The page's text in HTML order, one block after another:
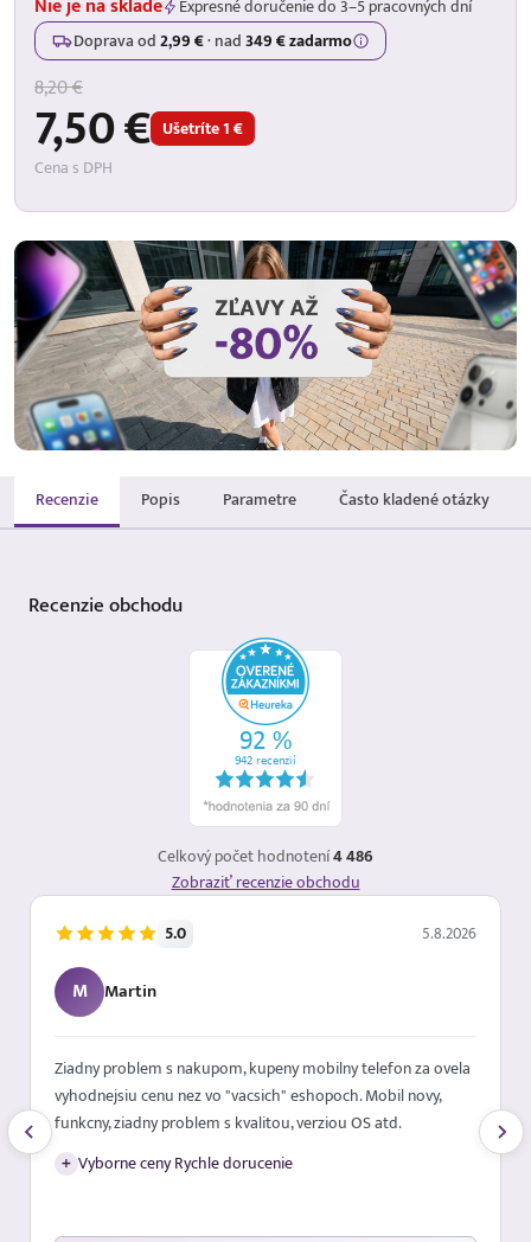
Expresné doručenie do 3–5 pracovných dní
Doprava od2,99 €·nad349 € zadarmo
8,20 €
7,50 € Ušetríte 1 €
Cena s DPH
Recenzie Popis Parametre Často kladené otázky
Recenzieobchodu
Celkový počet hodnotení4 486
Zobraziť recenzie obchodu
5.0 5.8.2026
M Martin
Ziadny problem s nakupom, kupeny mobilny telefon za ovela
vyhodnejsiu cenu nez vo "vacsich" eshopoch. Mobil novy,
funkcny, ziadny problem s kvalitou, verziou OS atd.
+ Vyborne ceny Rychle dorucenie